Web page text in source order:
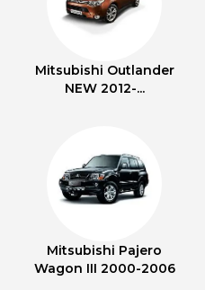
Mitsubishi Outlander
NEW 2012-...
Mitsubishi Pajero
Wagon III 2000-2006